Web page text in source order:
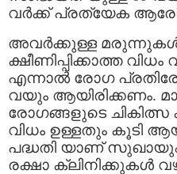
വർക്ക് പ്രത്യേക
അവർക്കുള്ള
ക്ഷീണിപ്പിക്കാത്ത
എന്നാൽ രോഗ
വയും ആയിരിക്കണം.
രോഗങ്ങളുടെ
വിധം ഉള്ളതും കൂടി
പദ്ധതി യാണ്
രക്ഷാ ക്ലിനിക്കുകൾ